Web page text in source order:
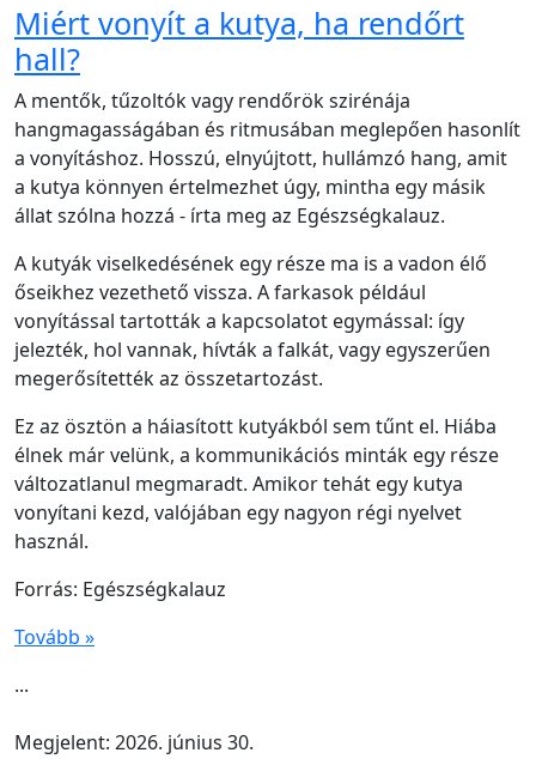
Miért vonyít a kutya, ha rendőrt
hall?
A mentők, tűzoltók vagy rendőrök szirénája
hangmagasságában és ritmusában meglepően hasonlít
a vonyításhoz. Hosszú, elnyújtott, hullámzó hang, amit
a kutya könnyen értelmezhet úgy, mintha egy másik
állat szólna hozzá - írta meg az Egészségkalauz.
A kutyák viselkedésének egy része ma is a vadon élő
őseikhez vezethető vissza. A farkasok például
vonyítással tartották a kapcsolatot egymással: így
jelezték, hol vannak, hívták a falkát, vagy egyszerűen
megerősítették az összetartozást.
Ez az ösztön a háiasított kutyákból sem tűnt el. Hiába
élnek már velünk, a kommunikációs minták egy része
változatlanul megmaradt. Amikor tehát egy kutya
vonyítani kezd, valójában egy nagyon régi nyelvet
használ.
Forrás: Egészségkalauz
Tovább »
...
Megjelent: 2026. június 30.